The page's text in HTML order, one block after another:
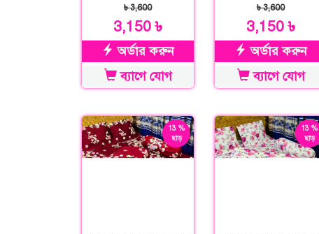
৳ 3,600
3,150 ৳
অর্ডার করুন
ব্যাগে যোগ
৳ 3,600
3,150 ৳
অর্ডার করুন
ব্যাগে যোগ
13 %
ছাড়
13 %
ছাড়